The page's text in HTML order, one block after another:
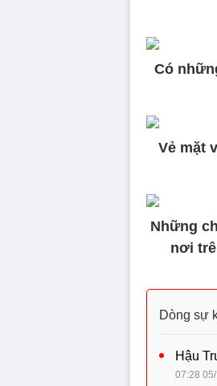
Có
Vẻ mặt
Những
nơi
Dòng sự
Hậu
07:28